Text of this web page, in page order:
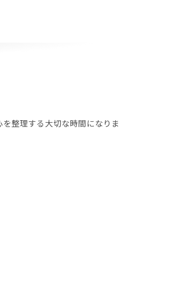
整理する大切な時間になりま